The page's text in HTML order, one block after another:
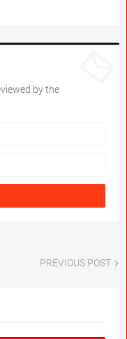
by the
PREVIOUS POST